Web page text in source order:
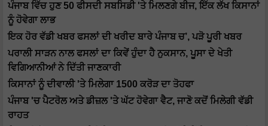
ਪੰਜਾਬ ਵਿੱਚ ਹੁਣ 50 ਫੀਸਦੀ ਸਬਸਿਡੀ 'ਤੇ ਮਿਲਣਗੇ ਬੀਜ, ਇੱਕ ਲੱਖ ਕਿਸਾਨਾਂ
ਨੂੰ ਹੋਵੇਗਾ ਲਾਭ
ਇਕ ਹੋਰ ਵੱਡੀ ਖਬਰ ਫਸਲਾਂ ਦੀ ਖਰੀਦ ਬਾਰੇ ਪੰਜਾਬ ਚ’, ਪੜੋ ਪੂਰੀ ਖਬਰ
ਪਰਾਲੀ ਸਾੜਨ ਨਾਲ ਫਸਲਾਂ ਦਾ ਕਿਵੇਂ ਹੁੰਦਾ ਹੈ ਨੁਕਸਾਨ, ਪੂਸਾ ਦੇ ਖੇਤੀ
ਵਿਗਿਆਨੀਆਂ ਨੇ ਦਿੱਤੀ ਜਾਣਕਾਰੀ
ਕਿਸਾਨਾਂ ਨੂੰ ਦੀਵਾਲੀ 'ਤੇ ਮਿਲੇਗਾ 1500 ਕਰੋੜ ਦਾ ਤੋਹਫਾ
ਪੰਜਾਬ 'ਚ ਪੈਟਰੋਲ ਅਤੇ ਡੀਜ਼ਲ 'ਤੇ ਘੱਟ ਹੋਵੇਗਾ ਵੈਟ, ਜਾਣੋ ਕਦੋਂ ਮਿਲੇਗੀ ਵੱਡੀ
ਰਾਹਤ